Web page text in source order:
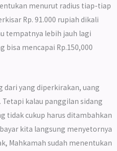
menurut radius tiap-tiap
Rp. 91.000 rupiah dikali
tempatnya lebih jauh lagi
bisa mencapai Rp.150,000
dari yang diperkirakan, uang
kalau panggilan sidang
tidak cukup harus ditambahkan
kita langsung menyetornya
Mahkamah sudah menentukan